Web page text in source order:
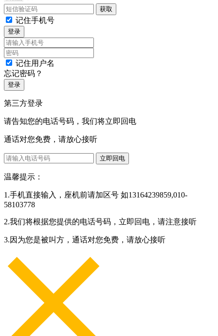
记住手机号
登录
记住用户名
忘记密码？
登录
第三方登录
请告知您的电话号码，我们将立即回电
通话对您免费，请放心接听
立即回电
温馨提示：
1.手机直接输入，座机前请加区号 如13164239859,010-
58103778
2.我们将根据您提供的电话号码，立即回电，请注意接听
3.因为您是被叫方，通话对您免费，请放心接听